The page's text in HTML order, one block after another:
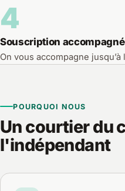
4
Souscription
On vous accompagne
POURQUOI NOUS
Un courtier du
l'indépendant